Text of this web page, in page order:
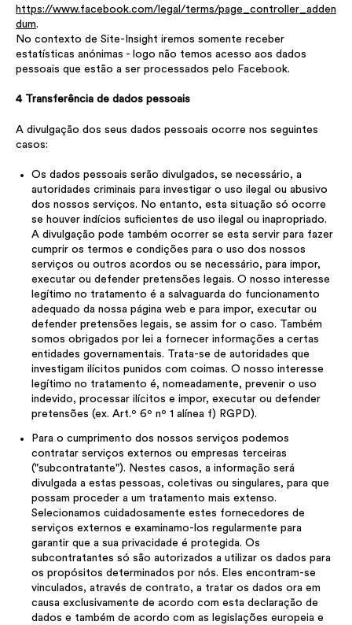
https://www.facebook.com/legal/terms/page_controller_adden
dum.
No contexto de Site-Insight iremos somente receber
estatísticas anónimas - logo não temos acesso aos dados
pessoais que estão a ser processados pelo Facebook.
4 Transferência de dados pessoais
A divulgação dos seus dados pessoais ocorre nos seguintes
casos:
Os dados pessoais serão divulgados, se necessário, a
autoridades criminais para investigar o uso ilegal ou abusivo
dos nossos serviços. No entanto, esta situação só ocorre
se houver indícios suficientes de uso ilegal ou inapropriado.
A divulgação pode também ocorrer se esta servir para fazer
cumprir os termos e condições para o uso dos nossos
serviços ou outros acordos ou se necessário, para impor,
executar ou defender pretensões legais. O nosso interesse
legítimo no tratamento é a salvaguarda do funcionamento
adequado da nossa página web e para impor, executar ou
defender pretensões legais, se assim for o caso. Também
somos obrigados por lei a fornecer informações a certas
entidades governamentais. Trata-se de autoridades que
investigam ilícitos punidos com coimas. O nosso interesse
legítimo no tratamento é, nomeadamente, prevenir o uso
indevido, processar ilícitos e impor, executar ou defender
pretensões (ex. Art.º 6º nº 1 alínea f) RGPD).
Para o cumprimento dos nossos serviços podemos
contratar serviços externos ou empresas terceiras
("subcontratante"). Nestes casos, a informação será
divulgada a estas pessoas, coletivas ou singulares, para que
possam proceder a um tratamento mais extenso.
Selecionamos cuidadosamente estes fornecedores de
serviços externos e examinamo-los regularmente para
garantir que a sua privacidade é protegida. Os
subcontratantes só são autorizados a utilizar os dados para
os propósitos determinados por nós. Eles encontram-se
vinculados, através de contrato, a tratar os dados ora em
causa exclusivamente de acordo com esta declaração de
dados e também de acordo com as legislações europeia e